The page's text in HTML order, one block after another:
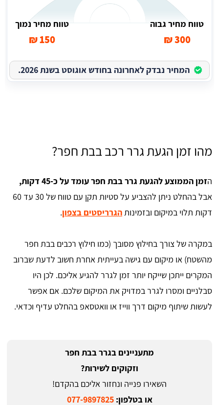
טווח מחיר גבוה
300 ₪
טווח מחיר נמוך
150 ₪
המחיר נבדק לאחרונה בחודש אוגוסט בשנת 2026.
מהו זמן הגעת גרר רכב בבת חפר?
הזמן הממוצע להגעת גרר בבת חפר עומד על כ-45 דקות,
אבל בהחלט ניתן להצביע על סטיות תקן עם טווח של 30 עד 60
דקות תלוי במיקום ובזמינותהגרריסטים בצפון.
במקרה של צורך בחילוץ מסובך (כמו חילוץ רכבים בבת חפר
מהשטח) או מיקום עם גישה בעייתית אחרת חשוב לדעת שברוב
המקרים ייתכן שייקח יותר זמן לגרר להגיע אליכם. לכן היו
סבלניים ומסרו לגרר במדויק את המיקום שלכם. אם אפשר
לעשות שיתוף מיקום דרך ווייז או וואטסאפ בהחלט עדיף וכדאי.
מתעניינים בגרר בבת חפר
וזקוקים לשירות?
השאירו פנייה ונחזור אליכם בהקדם!
או בטלפון:077-9897825